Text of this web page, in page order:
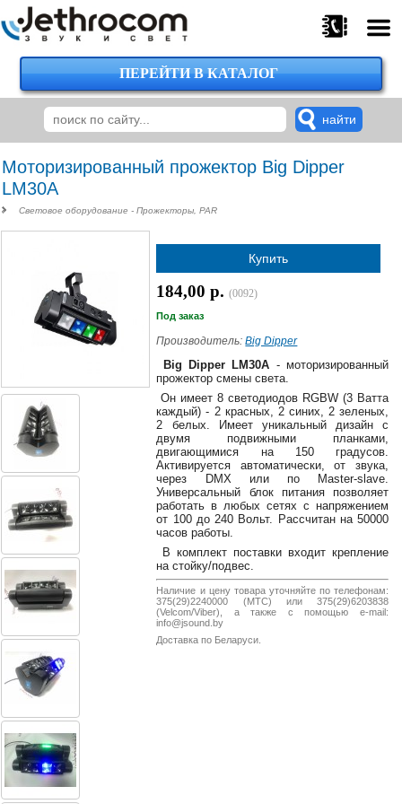
375
224-
00-
00
29
38-
375
620-
38-
38
8
0162
25-
38
ПЕРЕЙТИ В КАТАЛОГ
Моторизированный прожектор Big Dipper
LM30A
Световое оборудование - Прожекторы, PAR
Купить
184,00 р.(0092)
Под заказ
Производитель:Big Dipper
Big Dipper LM30A - моторизированный
прожектор смены света.
Он имеет 8 светодиодов RGBW (3 Ватта
каждый) - 2 красных, 2 синих, 2 зеленых,
2 белых. Имеет уникальный дизайн с
двумя подвижными планками,
двигающимися на 150 градусов.
Активируется автоматически, от звука,
через DMX или по Master-slave.
Универсальный блок питания позволяет
работать в любых сетях с напряжением
от 100 до 240 Вольт. Рассчитан на 50000
часов работы.
В комплект поставки входит крепление
на стойку/подвес.
Наличие и цену товара уточняйте по телефонам:
375(29)2240000 (МТС) или 375(29)6203838
(Velcom/Viber), а также с помощью e-mail:
info@jsound.by
Доставка по Беларуси.